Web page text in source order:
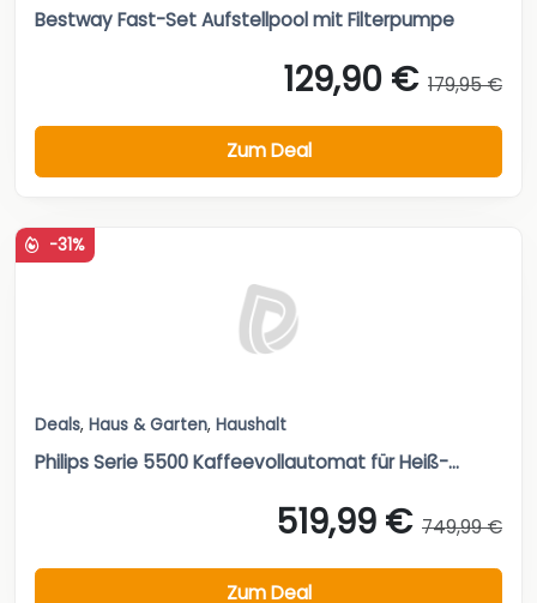
Bestway Fast-Set Aufstellpool mit Filterpumpe
129,90 € 179,95 €
Zum Deal
-31%
Deals, Haus & Garten, Haushalt
Philips Serie 5500 Kaffeevollautomat für Heiß-...
519,99 € 749,99 €
Zum Deal